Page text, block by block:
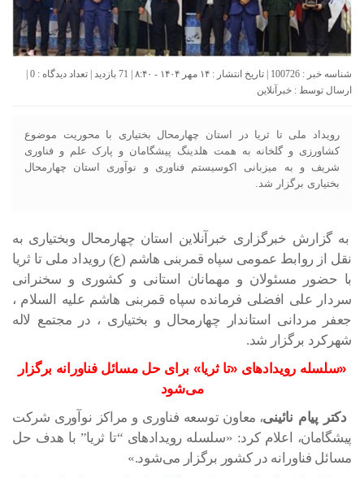
شناسه خبر : 100726 | تاریخ انتشار : ۱۴ مهر ۱۴۰۴ - ۸:۴۰ | 71 بازدید | تعداد دیدگاه : 0
ارسال توسط : خبرآنلاین
رویداد ملی تا ثریا در استان چهارمحال بختیاری با محوریت موضوع
کشاورزی و گلخانه به همت هلدینگ پیشگامان و پارک علم و فناوری
شریف و به میزبانی اکوسیستم فناوری و نوآوری استان چهارمحال
بختیاری برگزار شد.
به گزارش خبرگزاری خبرآنلاین استان چهارمحال وبختیاری به
نقل از روابط عمومی سپاه قمربنی هاشم (ع) رویداد ملی تا ثریا
با حضور مسئولان و مهمانان استانی و کشوری و سخنرانی
سردار علی افضلی فرمانده سپاه قمربنی هاشم علیه السلام ،
جعفر مردانی استاندار چهارمحال و بختیاری ، در مجتمع لاله
شهرکرد برگزار شد.
«سلسله رویدادهای «تا ثریا» برای حل مسائل فناورانه برگزار
می‌شود
دکتر پیام نائینی، معاون توسعه فناوری و مراکز نوآوری شرکت
پیشگامان، اعلام کرد: «سلسله رویدادهای “تا ثریا” با هدف حل
مسائل فناورانه در کشور برگزار می‌شود.»